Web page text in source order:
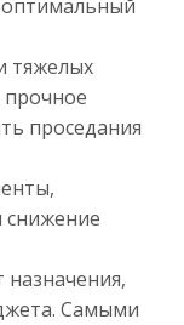
тяжелых
прочное
проседания
Самыми